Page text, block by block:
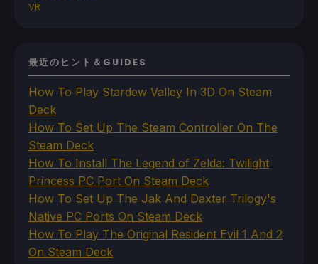
VR
最近のヒント＆GUIDES
How To Play Stardew Valley In 3D On Steam
Deck
How To Set Up The Steam Controller On The
Steam Deck
How To Install The Legend of Zelda: Twilight
Princess PC Port On Steam Deck
How To Set Up The Jak And Daxter Trilogy's
Native PC Ports On Steam Deck
How To Play The Original Resident Evil 1 And 2
On Steam Deck